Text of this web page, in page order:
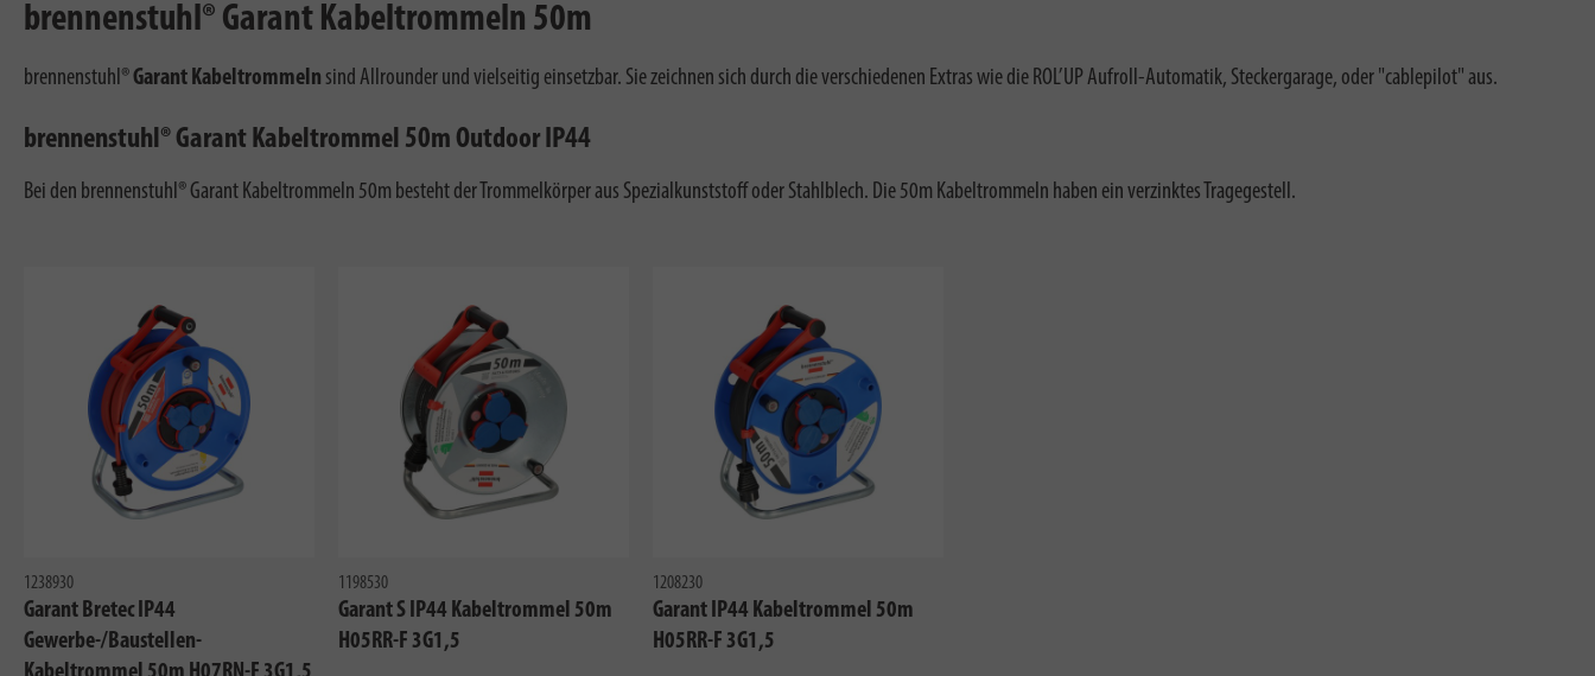
brennenstuhl® Garant Kabeltrommeln 50m
brennenstuhl®Garant Kabeltrommeln sind Allrounder und vielseitig einsetzbar. Sie zeichnen sich durch die verschiedenen Extras wie die ROL’UP Aufroll-Automatik, Steckergarage, oder "cablepilot" aus.
brennenstuhl® Garant Kabeltrommel 50m Outdoor IP44
Bei den brennenstuhl® Garant Kabeltrommeln 50m besteht der Trommelkörper aus Spezialkunststoff oder Stahlblech. Die 50m Kabeltrommeln haben ein verzinktes Tragegestell.
1238930
Garant Bretec IP44
Gewerbe-/Baustellen-
1198530
Garant S IP44 Kabeltrommel 50m
H05RR-F 3G1,5
1208230
Garant IP44 Kabeltrommel 50m
H05RR-F 3G1,5